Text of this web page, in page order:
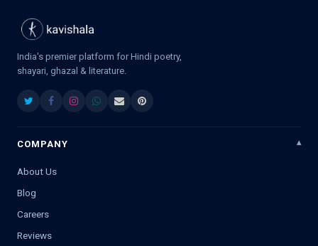
India's premier platform for Hindi poetry,
shayari, ghazal & literature.
COMPANY
About Us
Blog
Careers
Reviews